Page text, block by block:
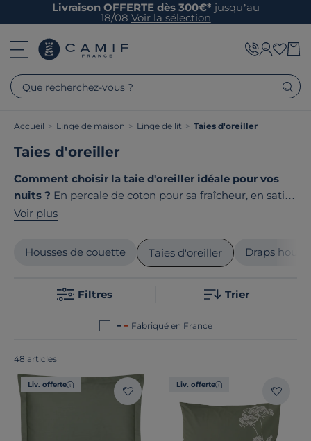
Livraison OFFERTE dès 300€* jusqu’au
18/08 Voir la sélection
Que recherchez-vous ?
Accueil > Linge de maison > Linge de lit > Taies d'oreiller
Taies d'oreiller
Comment choisir la taie d'oreiller idéale pour vos
nuits ? En percale de coton pour sa fraîcheur, en satin
pour sa douceur ou en gaze de coton pour son côté
d'oreiller s'adaptent à tous les oreillers et styles de
décoration. Le point commun de nos produits ? Ils sont
Voir plus
Housses de couette Taies d'oreiller Draps
Filtres Trier
Fabriqué en France
48 articles
Liv. offerte Liv. offerte